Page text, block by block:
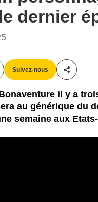
dernier
Suivez-nous
il y a
au générique du
semaine aux